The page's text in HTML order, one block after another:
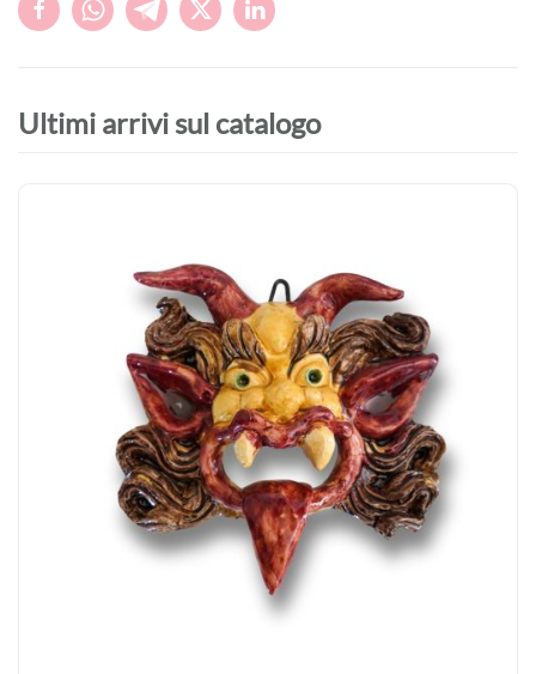
Ultimi arrivi sul catalogo